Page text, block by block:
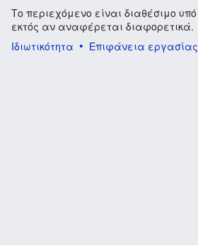
Το περιεχόμενο είναι διαθέσιμο υπό
εκτός αν αναφέρεται διαφορετικά.
Ιδιωτικότητα
Επιφάνεια εργασίας